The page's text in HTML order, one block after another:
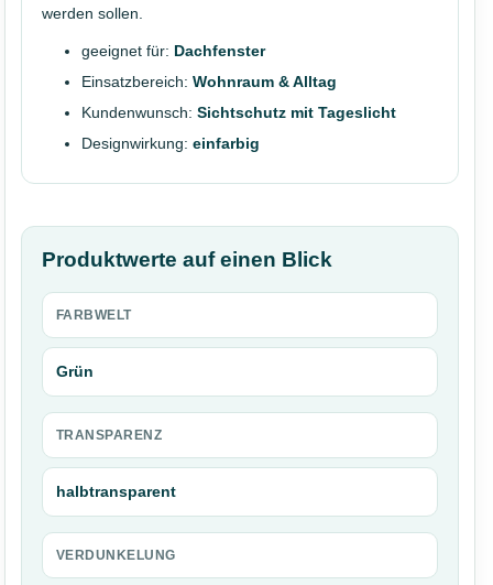
werden sollen.
geeignet für: Dachfenster
Einsatzbereich: Wohnraum & Alltag
Kundenwunsch: Sichtschutz mit Tageslicht
Designwirkung: einfarbig
Produktwerte auf einen Blick
FARBWELT
Grün
TRANSPARENZ
halbtransparent
VERDUNKELUNG